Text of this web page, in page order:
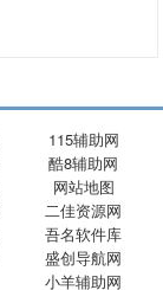
115辅助网
酷8辅助网
网站地图
二佳资源网
吾名软件库
盛创导航网
小羊辅助网